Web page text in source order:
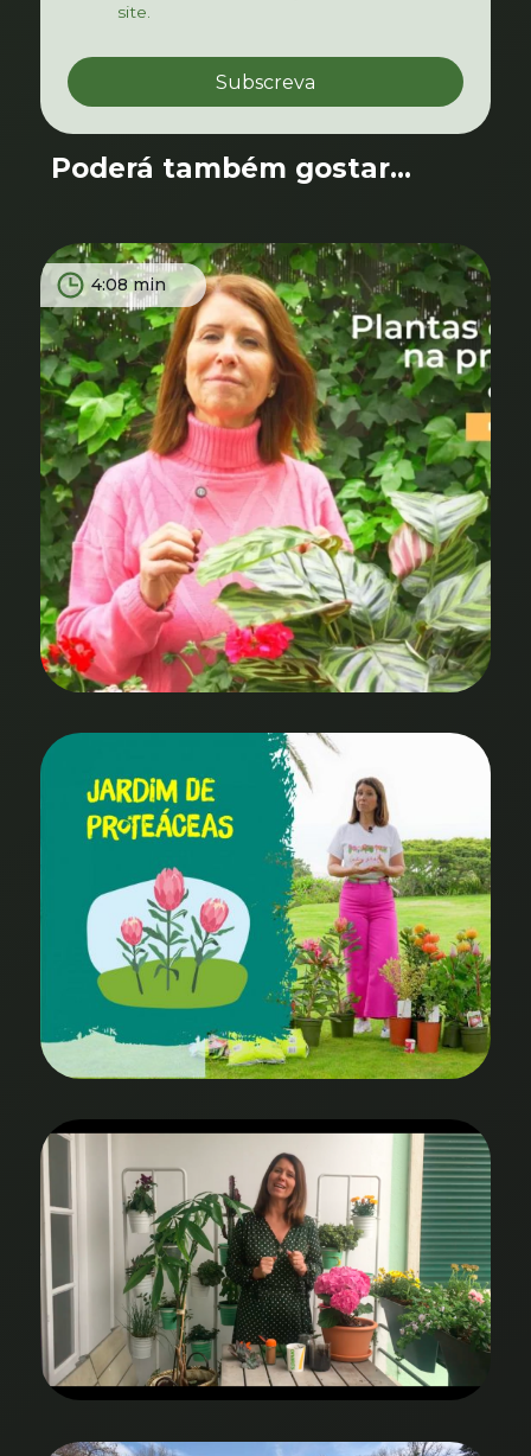
site.
Poderá também gostar...
4:08 min